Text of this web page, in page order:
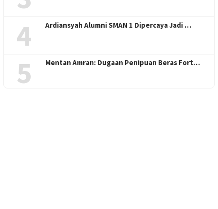
4 Ardiansyah Alumni SMAN 1 Dipercaya Jadi …
5 Mentan Amran: Dugaan Penipuan Beras Fort…